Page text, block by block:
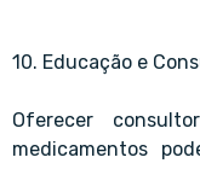
10. Educação e
Oferecer
medicamentos